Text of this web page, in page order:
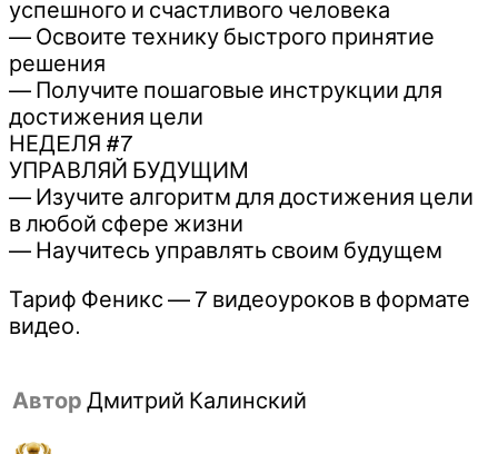
успешного и счастливого человека
— Освоите технику быстрого принятие
решения
— Получите пошаговые инструкции для
достижения цели
НЕДEЛЯ #7
УПРАВЛЯЙ БУДУЩИМ
— Изучите алгоритм для достижения цели
в любой сфере жизни
— Научитесь управлять своим будущем
Тариф Феникс — 7 видеоуроков в формате
видео.
Автор Дмитрий Калинский